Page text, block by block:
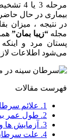
مرحله
بیماری در حال
در نتیجه ، میزان
مجله“زیبا بمان”
پستان مرد و
می‌شود اطلاعات
فهرست مقالات
1.
علائم
2. طول عمر
3.
آزمایش
4. علت